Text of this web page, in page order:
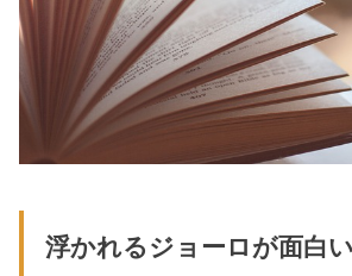
浮かれるジョーロが面白い